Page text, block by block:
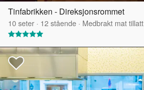
Tinfabrikken - Direksjonsrommet
10seter · 12stående · Medbrakt mat tillatt